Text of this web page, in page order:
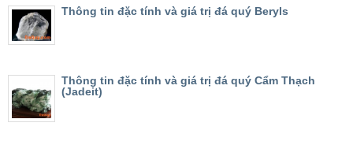
Thông tin đặc tính và giá trị đá quý Beryls
Thông tin đặc tính và giá trị đá quý Cẩm Thạch
(Jadeit)